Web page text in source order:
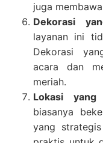
juga
Dekorasi
layanan ini
Dekorasi
acara dan
meriah.
Lokasi yang
biasanya
yang